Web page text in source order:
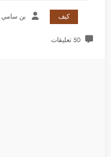
كيف بن سامي
50 تعليقات